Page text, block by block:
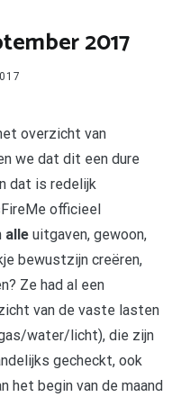
2017
overzicht van
we dat dit een dure
dat is redelijk
officieel
alle uitgaven, gewoon,
bewustzijn creëren,
Ze had al een
van de vaste lasten
water/licht), die zijn
gecheckt, ook
het begin van de maand